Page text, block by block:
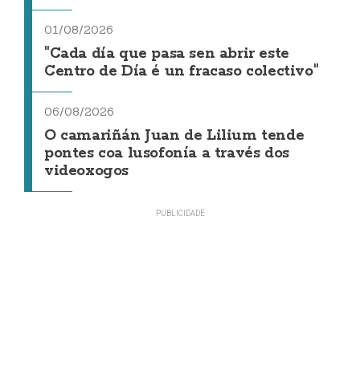
01/08/2026
"Cada día que pasa sen abrir este
Centro de Día é un fracaso colectivo"
06/08/2026
O camariñán Juan de Lilium tende
pontes coa lusofonía a través dos
videoxogos